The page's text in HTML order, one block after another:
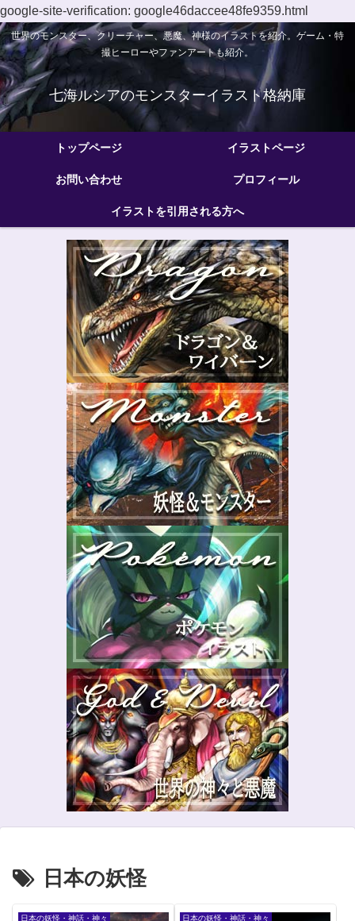
google-site-verification: google46daccee48fe9359.html
世界のモンスター、クリーチャー、悪魔、神様のイラストを紹介。ゲーム・特
撮ヒーローやファンアートも紹介。
七海ルシアのモンスターイラスト格納庫
トップページ イラストページ
お問い合わせ プロフィール
イラストを引用される方へ
日本の妖怪
日本の妖怪・神話・神々 日本の妖怪・神話・神々